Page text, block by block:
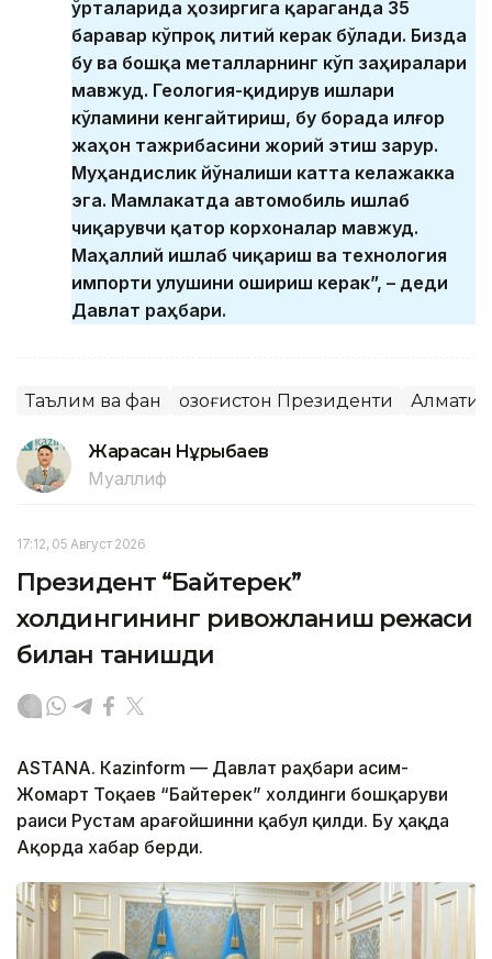
ўрталарида ҳозиргига қараганда 35
баравар кўпроқ литий керак бўлади. Бизда
бу ва бошқа металларнинг кўп заҳиралари
мавжуд. Геология-қидирув ишлари
кўламини кенгайтириш, бу борада илғор
жаҳон тажрибасини жорий этиш зарур.
Муҳандислик йўналиши катта келажакка
эга. Мамлакатда автомобиль ишлаб
чиқарувчи қатор корхоналар мавжуд.
Маҳаллий ишлаб чиқариш ва технология
импорти улушини ошириш керак”, – деди
Давлат раҳбари.
Таълим ва фан Қозоғистон Президенти Алмати
Жарасқан Нұрыбаев
Муаллиф
17:12, 05 Август 2026
Президент “Байтерек”
холдингининг ривожланиш режаси
билан танишди
ASTANА. Каzinform — Давлат раҳбари Қасим-
Жомарт Тоқаев “Байтерек” холдинги бошқаруви
раиси Рустам Қарағойшинни қабул қилди. Бу ҳақда
Ақорда хабар берди.